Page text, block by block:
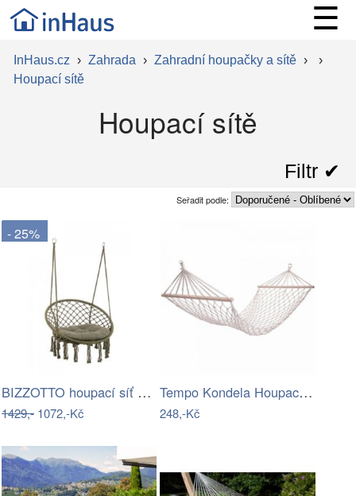
☰
InHaus.cz › Zahrada › Zahradní houpačky a sítě ›
›
Houpací sítě
Houpací sítě
Filtr ✔︎
Seřadit podle:
- 25%
BIZZOTTO houpací síť JAVIER zelená…
1429,- 1072,-Kč
Tempo Kondela Houpací síť ATIKA NEW TYP…
248,-Kč